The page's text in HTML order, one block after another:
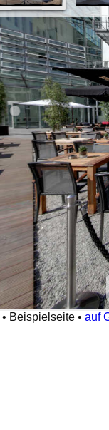
• Beispielseite • auf